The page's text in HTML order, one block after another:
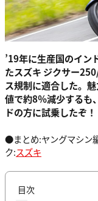
’19年に生産国のイン
たスズキ ジクサー
ス規制に適合した。
値で約8％減少するも
ドの方に試乗したぞ！
●まとめ:ヤングマシン
ク:スズキ
目次